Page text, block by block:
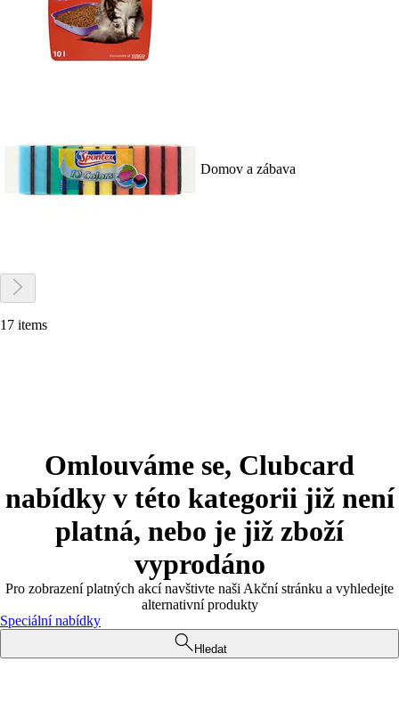
Domov a zábava
17 items
Omlouváme se, Clubcard
nabídky v této kategorii již není
platná, nebo je již zboží
vyprodáno
Pro zobrazení platných akcí navštivte naši Akční stránku a vyhledejte
alternativní produkty
Speciální nabídky
Hledat